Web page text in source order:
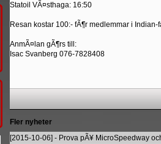
Statoil VÃ¤sthaga: 16:50
Resan kostar 100:- fÃ¶r medlemmar i Indian-
AnmÃ¤lan gÃ¶rs till:
Isac Svanberg 076-7828408
Fler nyheter
[2015-10-06] - Prova pÃ¥ MicroSpeedway